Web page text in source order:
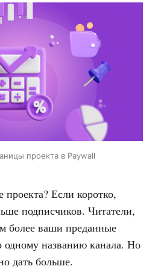
проекта в Paywall
Если коротко,
подписчиков. Читатели,
более ваши преданные
названию канала. Но
дать больше.